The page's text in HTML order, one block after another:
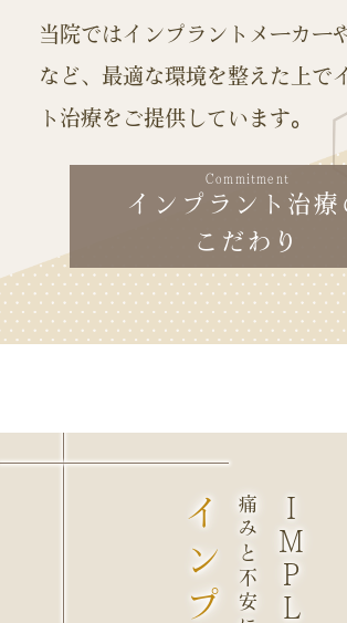
当院ではインプラントメーカー
など、最適な環境を整えた上で
ト治療をご提供しています。
Commitment
インプラント治療
こだわり